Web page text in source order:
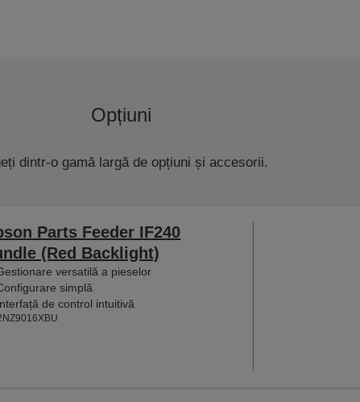
Opțiuni
dintr-o gamă largă de opțiuni și accesorii.
Parts Feeder IF240
(Red Backlight)
versatilă a pieselor
simplă
de control intuitivă